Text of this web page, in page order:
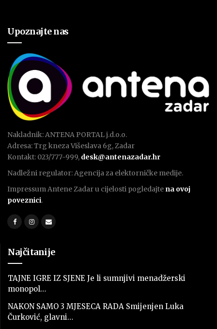
Upoznajte nas
Nakladnik: ANTENA PORTAL j.d.o.o.
Adresa: Trg kneza Višeslava 6g, Zadar
Kontakt: 023/777-999, desk@antenazadar.hr
Nadležni regulator: Agencija za elektorničke medije.
Impressum Antene Zadar u cijelosti pogledajte na ovoj
poveznici.
Najčitanije
TAJNE IGRE IZ SJENE Je li sumnjivi menadžerski
monopol…
NAKON SAMO 3 MJESECA RADA Smijenjen Luka
Čurković, glavni…